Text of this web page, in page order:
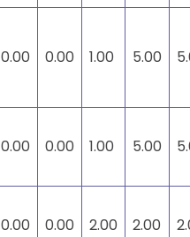
0.00 0.00 1.00 5.00
0.00 0.00 1.00 5.00
0.00 0.00 2.00 2.00